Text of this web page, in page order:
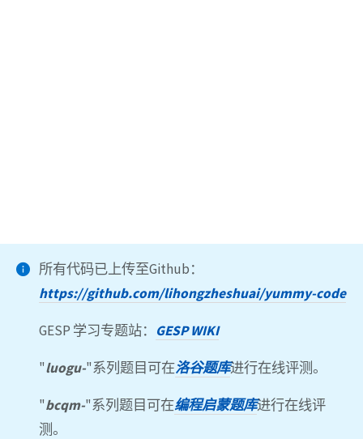
所有代码已上传至Github：
https://github.com/lihongzheshuai/yummy-code
GESP 学习专题站： GESP WIKI
"luogu-"系列题目可在洛谷题库进行在线评测。
"bcqm-"系列题目可在编程启蒙题库进行在线评
测。